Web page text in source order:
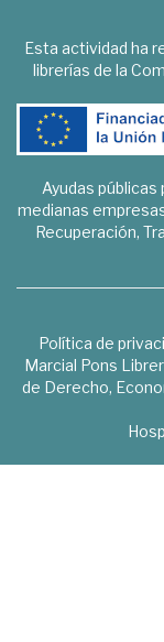
Esta actividad ha
librerías de la
Ayudas públicas
medianas
Recuperación,
Política de
Marcial Pons
de Derecho,